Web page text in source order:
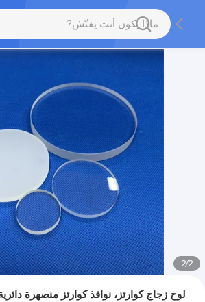
2
/
2
لوح زجاج كوارتز، نوافذ كوارتز منصهرة